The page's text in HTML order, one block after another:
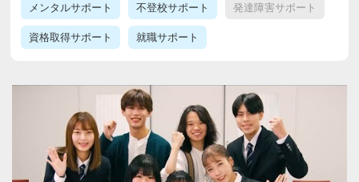
メンタルサポート 不登校サポート 発達障害サポート
資格取得サポート 就職サポート